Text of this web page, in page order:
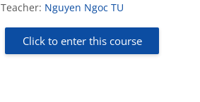
Teacher: Nguyen Ngoc TU
Click to enter this course